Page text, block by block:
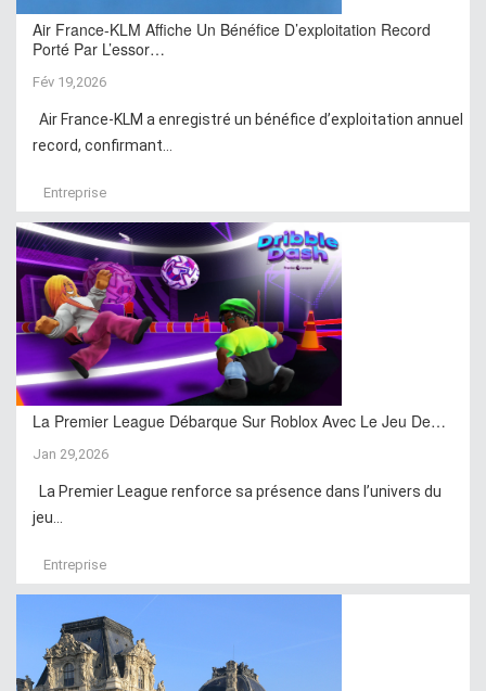
Air France-KLM Affiche Un Bénéfice D’exploitation Record
Porté Par L’essor…
Fév 19,2026
Air France-KLM a enregistré un bénéfice d’exploitation annuel
record, confirmant...
Entreprise
La Premier League Débarque Sur Roblox Avec Le Jeu De…
Jan 29,2026
La Premier League renforce sa présence dans l’univers du
jeu...
Entreprise